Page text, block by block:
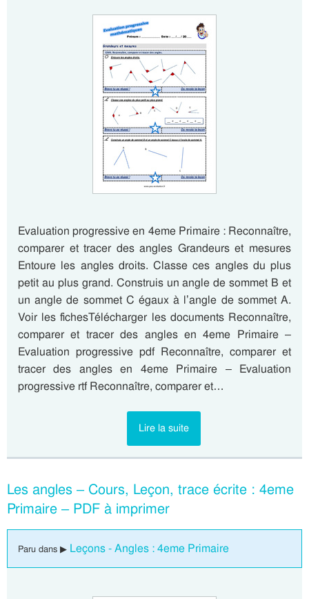
Evaluation progressive en 4eme Primaire : Reconnaître,
comparer et tracer des angles Grandeurs et mesures
Entoure les angles droits. Classe ces angles du plus
petit au plus grand. Construis un angle de sommet B et
un angle de sommet C égaux à l’angle de sommet A.
Voir les fichesTélécharger les documents Reconnaître,
comparer et tracer des angles en 4eme Primaire –
Evaluation progressive pdf Reconnaître, comparer et
tracer des angles en 4eme Primaire – Evaluation
progressive rtf Reconnaître, comparer et…
Lire la suite
Les angles – Cours, Leçon, trace écrite : 4eme
Primaire – PDF à imprimer
Paru dans ▶ Leçons - Angles : 4eme Primaire